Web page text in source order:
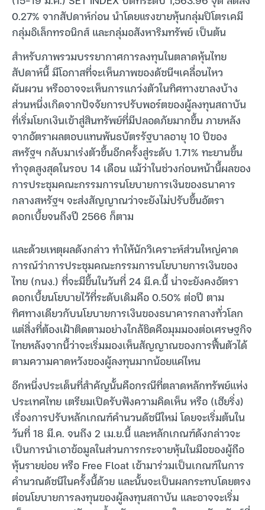
0.27% จากสัปดาห์ก่อน นำโดยแรงขายหุ้นกลุ่มปิโตรเคมี
กลุ่มอิเล็กทรอนิกส์ และกลุ่มอสังหาริมทรัพย์ เป็นต้น
สำหรับภาพรวมบรรยากาศการลงทุนในตลาดหุ้นไทย
สัปดาห์นี้ มีโอกาสที่จะเห็นภาพของดัชนีฯเคลื่อนไหว
ผันผวน หรืออาจจะเห็นการแกว่งตัวในทิศทางขาลงบ้าง
ส่วนหนึ่งเกิดจากปัจจัยการปรับพอร์ตของผู้ลงทุนสถาบัน
ที่เริ่มโยกเงินเข้าสู่สินทรัพย์ที่มีปลอดภัยมากขึ้น ภายหลัง
จากอัตราผลตอบแทนพันธบัตรรัฐบาลอายุ 10 ปีของ
สหรัฐฯ กลับมาเร่งตัวขึ้นอีกครั้งสู่ระดับ 1.71% ทะยานขึ้น
ทำจุดสูงสุดในรอบ 14 เดือน แม้ว่าในช่วงก่อนหน้านี้ผลของ
การประชุมคณะกรรมการนโยบายการเงินของธนาคาร
กลางสหรัฐฯ จะส่งสัญญาณว่าจะยังไม่ปรับขึ้นอัตรา
ดอกเบี้ยจนถึงปี 2566 ก็ตาม
และด้วยเหตุผลดังกล่าว ทำให้นักวิเคราะห์ส่วนใหญ่คาด
การณ์ว่าการประชุมคณะกรรมการนโยบายการเงินของ
ไทย (กนง.) ที่จะมีขึ้นในวันที่ 24 มี.ค.นี้ น่าจะยังคงอัตรา
ดอกเบี้ยนโยบายไว้ที่ระดับเดิมคือ 0.50% ต่อปี ตาม
ทิศทางเดียวกับนโยบายการเงินของธนาคารกลางทั่วโลก
แต่สิ่งที่ต้องเฝ้าติดตามอย่างใกล้ชิดคือมุมมองต่อเศรษฐกิจ
ไทยหลังจากนี้ว่าจะเริ่มมองเห็นสัญญาณของการฟื้นตัวได้
ตามความคาดหวังของผู้ลงทุนมากน้อยแค่ไหน
อีกหนึ่งประเด็นที่สำคัญนั้นคือกรณีที่ตลาดหลักทรัพย์แห่ง
ประเทศไทย เตรียมเปิดรับฟังความคิดเห็น หรือ (เฮียริ่ง)
เรื่องการปรับหลักเกณฑ์คำนวนดัชนีใหม่ โดยจะเริ่มต้นใน
วันที่ 18 มี.ค. จนถึง 2 เม.ย.นี้ และหลักเกณฑ์ดังกล่าวจะ
เป็นการนำเอาข้อมูลในส่วนการกระจายหุ้นในมือของผู้ถือ
หุ้นรายย่อย หรือ Free Float เข้ามาร่วมเป็นเกณฑ์ในการ
คำนวณดัชนีในครั้งนี้ด้วย และนั้นจะเป็นผลกระทบโดยตรง
ต่อนโยบายการลงทุนของผู้ลงทุนสถาบัน และอาจจะเริ่ม